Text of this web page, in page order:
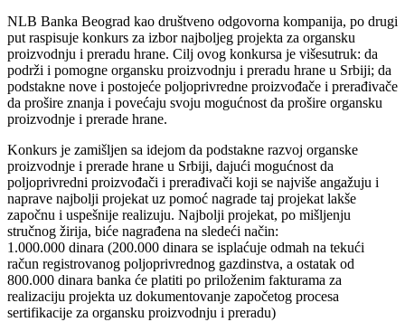
NLB Banka Beograd kao društveno odgovorna kompanija, po drugi
put raspisuje konkurs za izbor najboljeg projekta za organsku
proizvodnju i preradu hrane. Cilj ovog konkursa je višesutruk: da
podrži i pomogne organsku proizvodnju i preradu hrane u Srbiji; da
podstakne nove i postojeće poljoprivredne proizvođače i prerađivače
da prošire znanja i povećaju svoju mogućnost da prošire organsku
proizvodnje i prerade hrane.
Konkurs je zamišljen sa idejom da podstakne razvoj organske
proizvodnje i prerade hrane u Srbiji, dajući mogućnost da
poljoprivredni proizvođači i prerađivači koji se najviše angažuju i
naprave najbolji projekat uz pomoć nagrade taj projekat lakše
započnu i uspešnije realizuju. Najbolji projekat, po mišljenju
stručnog žirija, biće nagrađena na sledeći način:
1.000.000 dinara (200.000 dinara se isplaćuje odmah na tekući
račun registrovanog poljoprivrednog gazdinstva, a ostatak od
800.000 dinara banka će platiti po priloženim fakturama za
realizaciju projekta uz dokumentovanje započetog procesa
sertifikacije za organsku proizvodnju i preradu)